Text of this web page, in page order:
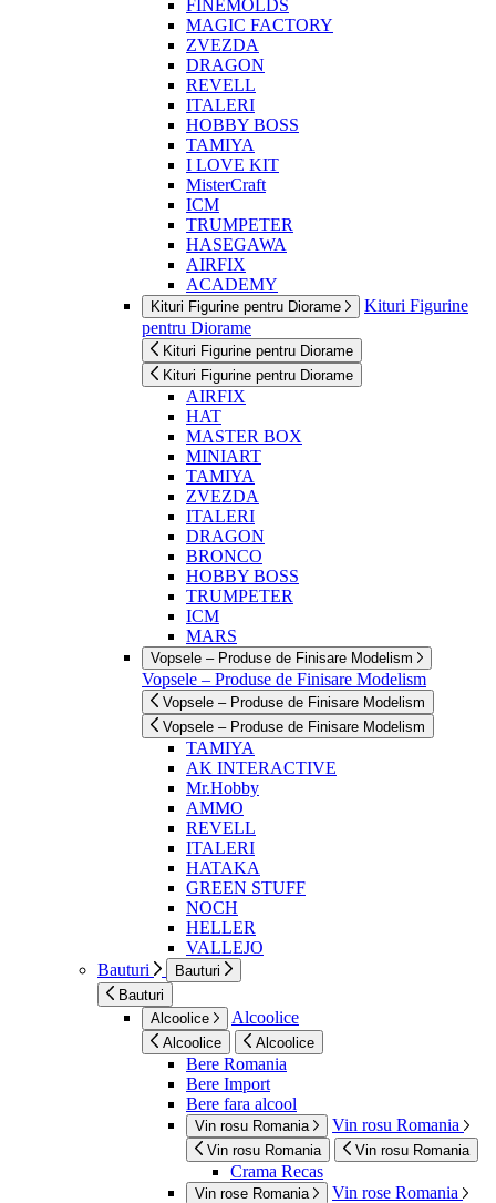
FINEMOLDS
MAGIC FACTORY
ZVEZDA
DRAGON
REVELL
ITALERI
HOBBY BOSS
TAMIYA
I LOVE KIT
MisterCraft
ICM
TRUMPETER
HASEGAWA
AIRFIX
ACADEMY
Kituri Figurine pentru Diorame
Kituri Figurine
pentru Diorame
Kituri Figurine pentru Diorame
Kituri Figurine pentru Diorame
AIRFIX
HAT
MASTER BOX
MINIART
TAMIYA
ZVEZDA
ITALERI
DRAGON
BRONCO
HOBBY BOSS
TRUMPETER
ICM
MARS
Vopsele – Produse de Finisare Modelism
Vopsele – Produse de Finisare Modelism
Vopsele – Produse de Finisare Modelism
Vopsele – Produse de Finisare Modelism
TAMIYA
AK INTERACTIVE
Mr.Hobby
AMMO
REVELL
ITALERI
HATAKA
GREEN STUFF
NOCH
HELLER
VALLEJO
Bauturi
Bauturi
Bauturi
Alcoolice
Alcoolice
Alcoolice Alcoolice
Bere Romania
Bere Import
Bere fara alcool
Vin rosu Romania Vin rosu Romania
Vin rosu Romania Vin rosu Romania
Crama Recas
Vin rose Romania Vin rose Romania